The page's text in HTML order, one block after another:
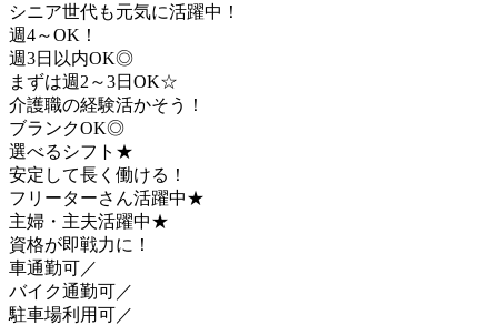
シニア世代も元気に活躍中！
週4～OK！
週3日以内OK◎
まずは週2～3日OK☆
介護職の経験活かそう！
ブランクOK◎
選べるシフト★
安定して長く働ける！
フリーターさん活躍中★
主婦・主夫活躍中★
資格が即戦力に！
車通勤可／
バイク通勤可／
駐車場利用可／